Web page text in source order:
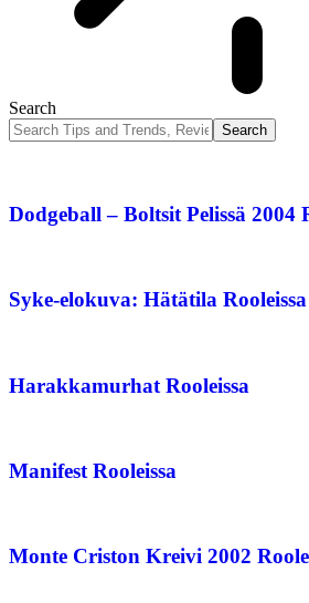
Search
Dodgeball – Boltsit Pelissä 2004
Syke-elokuva: Hätätila Rooleissa
Harakkamurhat Rooleissa
Manifest Rooleissa
Monte Criston Kreivi 2002